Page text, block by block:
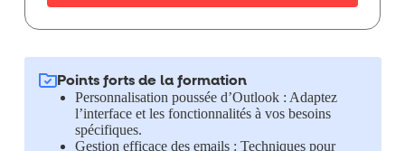
Points forts de la formation
Personnalisation poussée d’Outlook : Adaptez
l’interface et les fonctionnalités à vos besoins
spécifiques.
Gestion efficace des emails : Techniques pour